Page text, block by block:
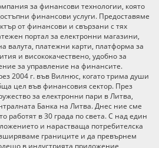
за финансови технологии, която
финансови услуги. Предоставяме
от финансови и свързани с тях
портал за електронни магазини,
валута, платежни карти, платформа за
и висококачествено, удобно за
за управление на финансите.
2004 г. във Вилнюс, когато трима души
цел във финансовия сектор. През
за електронни пари в Литва,
Банка на Литва. Днес ние сме
работят в 30 града по света. С над един
и нарастваща потребителска
границите и да превърнем
в индустрията приложение,